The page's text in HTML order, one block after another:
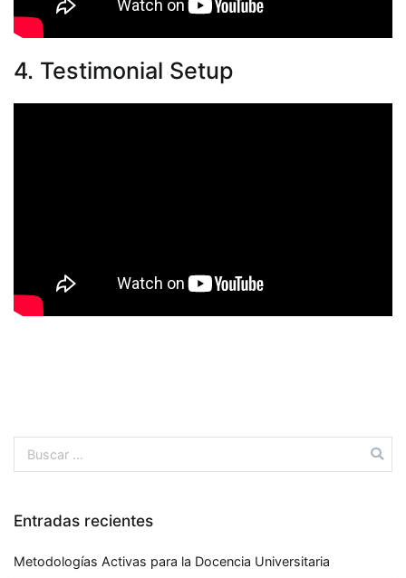
4. Testimonial Setup
Entradas recientes
Metodologías Activas para la Docencia Universitaria